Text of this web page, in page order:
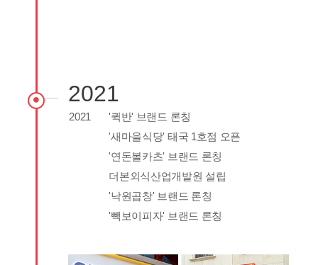
2021
2021
'퀵반' 브랜드 론칭
'새마을식당' 태국 1호점 오픈
'연돈볼카츠' 브랜드 론칭
더본외식산업개발원 설립
'낙원곱창' 브랜드 론칭
'빽보이피자' 브랜드 론칭